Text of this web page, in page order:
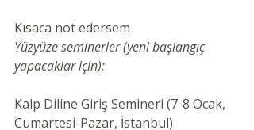
Kısaca not edersem
Yüzyüze seminerler (yeni başlangıç
yapacaklar için):
Kalp Diline Giriş Semineri (7-8 Ocak,
Cumartesi-Pazar, İstanbul)